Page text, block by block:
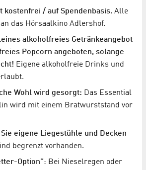
kostenfrei / auf Spendenbasis. Alle
das Hörsaalkino Adlershof.
alkoholfreies Getränkeangebot
Popcorn angeboten, solange
Eigene alkoholfreie Drinks und
Wohl wird gesorgt: Das Essential
wird mit einem Bratwurststand vor
eigene Liegestühle und Decken
begrenzt vorhanden.
Option”: Bei Nieselregen oder